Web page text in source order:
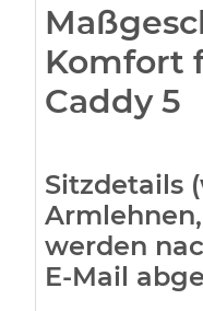
Komfort
Caddy 5
Sitzdetails
werden
E-Mail